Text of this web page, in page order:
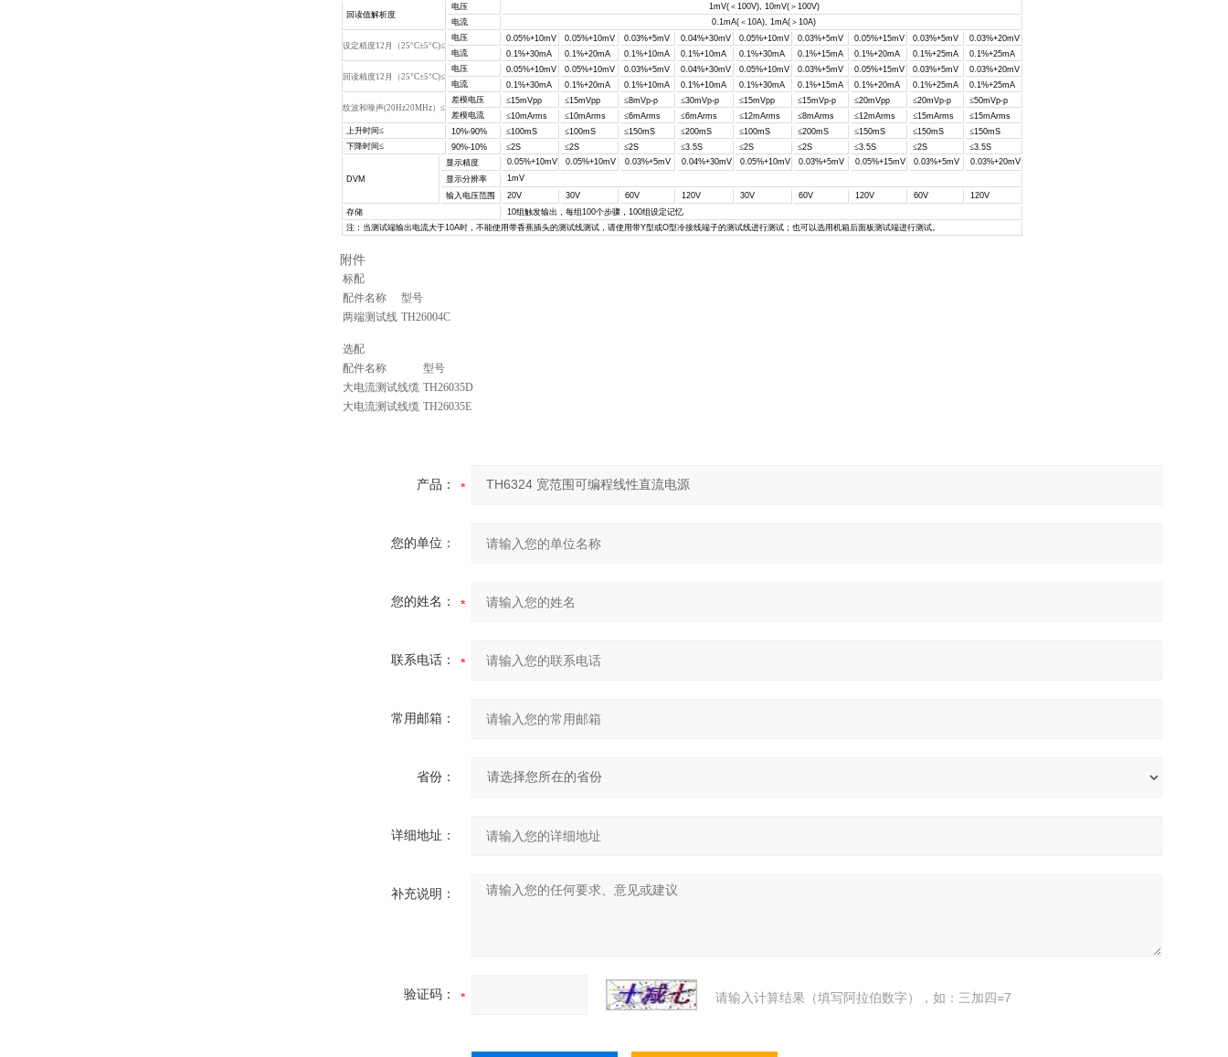
回读值解析度
电压 1mV(＜ 100V), 10mV(＞ 100V)
电流
0.1mA( ＜ 10A), 1mA( ＞ 10A)
设定精度12月（25°C±5°C)≤
电压 0.05%+10mV 0.05%+10mV 0.03%+5mV 0.04%+30mV 0.05%+10mV 0.03%+5mV 0.05%+15mV 0.03%+5mV
0.03%+20mV
电流
0.1%+30mA 0.1%+20mA 0.1%+10mA 0.1%+10mA 0.1%+30mA 0.1%+15mA 0.1%+20mA 0.1%+25mA 0.1%+25mA
回读精度12月（25°C±5°C)≤
电压 0.05%+10mV 0.05%+10mV 0.03%+5mV 0.04%+30mV 0.05%+10mV 0.03%+5mV 0.05%+15mV 0.03%+5mV
0.03%+20mV
电流
0.1%+30mA 0.1%+20mA 0.1%+10mA 0.1%+10mA 0.1%+30mA 0.1%+15mA 0.1%+20mA 0.1%+25mA 0.1%+25mA
纹波和噪声(20Hz20MHz）≤
差模电压 ≤15mVpp ≤15mVpp ≤8mVp-p ≤30mVp-p ≤15mVpp ≤15mVp-p ≤20mVpp ≤20mVp-p ≤50mVp-p
差模电流
≤10mArms ≤10mArms ≤6mArms ≤6mArms ≤12mArms ≤8mArms ≤12mArms ≤15mArms ≤15mArms
上升时间≤
10%-90% ≤100mS ≤100mS ≤150mS ≤200mS ≤100mS ≤200mS ≤150mS ≤150mS ≤150mS
下降时间≤
90%-10% ≤2S ≤2S ≤2S ≤3.5S ≤2S ≤2S ≤3.5S ≤2S ≤3.5S
DVM
显示精度 0.05%+10mV 0.05%+10mV 0.03%+5mV 0.04%+30mV 0.05%+10mV 0.03%+5mV 0.05%+15mV 0.03%+5mV
0.03%+20mV
显示分辨率
1mV
输入电压范围
20V 30V 60V 120V 30V 60V 120V 60V
120V
存储
10组触发输出，每组100个步骤， 100组设定记忆
注：当测试端输出电流大于10A时，不能使用带香蕉插头的测试线测试，请使用带Y型或O型冷接线端子的测试线进行测试；也可以选用机箱后面板测试端进行测试。
附件
标配
配件名称
型号
两端测试线 TH26004C
选配
配件名称
型号
大电流测试线缆 TH26035D
大电流测试线缆 TH26035E
产品：
您的单位：
您的姓名：
联系电话：
常用邮箱：
省份：
详细地址：
补充说明：
验证码： 请输入计算结果（填写阿拉伯数字），如：三加四=7